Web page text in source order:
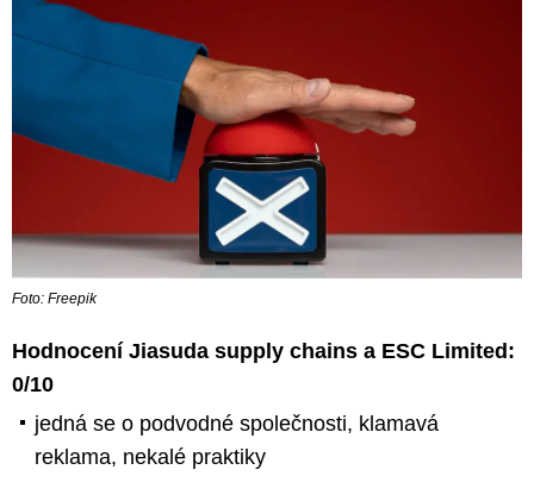
Foto: Freepik
Hodnocení Jiasuda supply chains a ESC Limited:
0/10
jedná se o podvodné společnosti, klamavá
reklama, nekalé praktiky